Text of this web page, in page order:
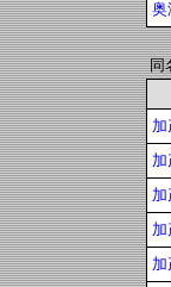
奥
同
加
加
加
加